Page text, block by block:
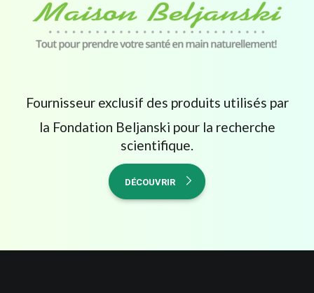
Fournisseur exclusif des produits utilisés par
la Fondation Beljanski pour la recherche
scientifique.
DÉCOUVRIR